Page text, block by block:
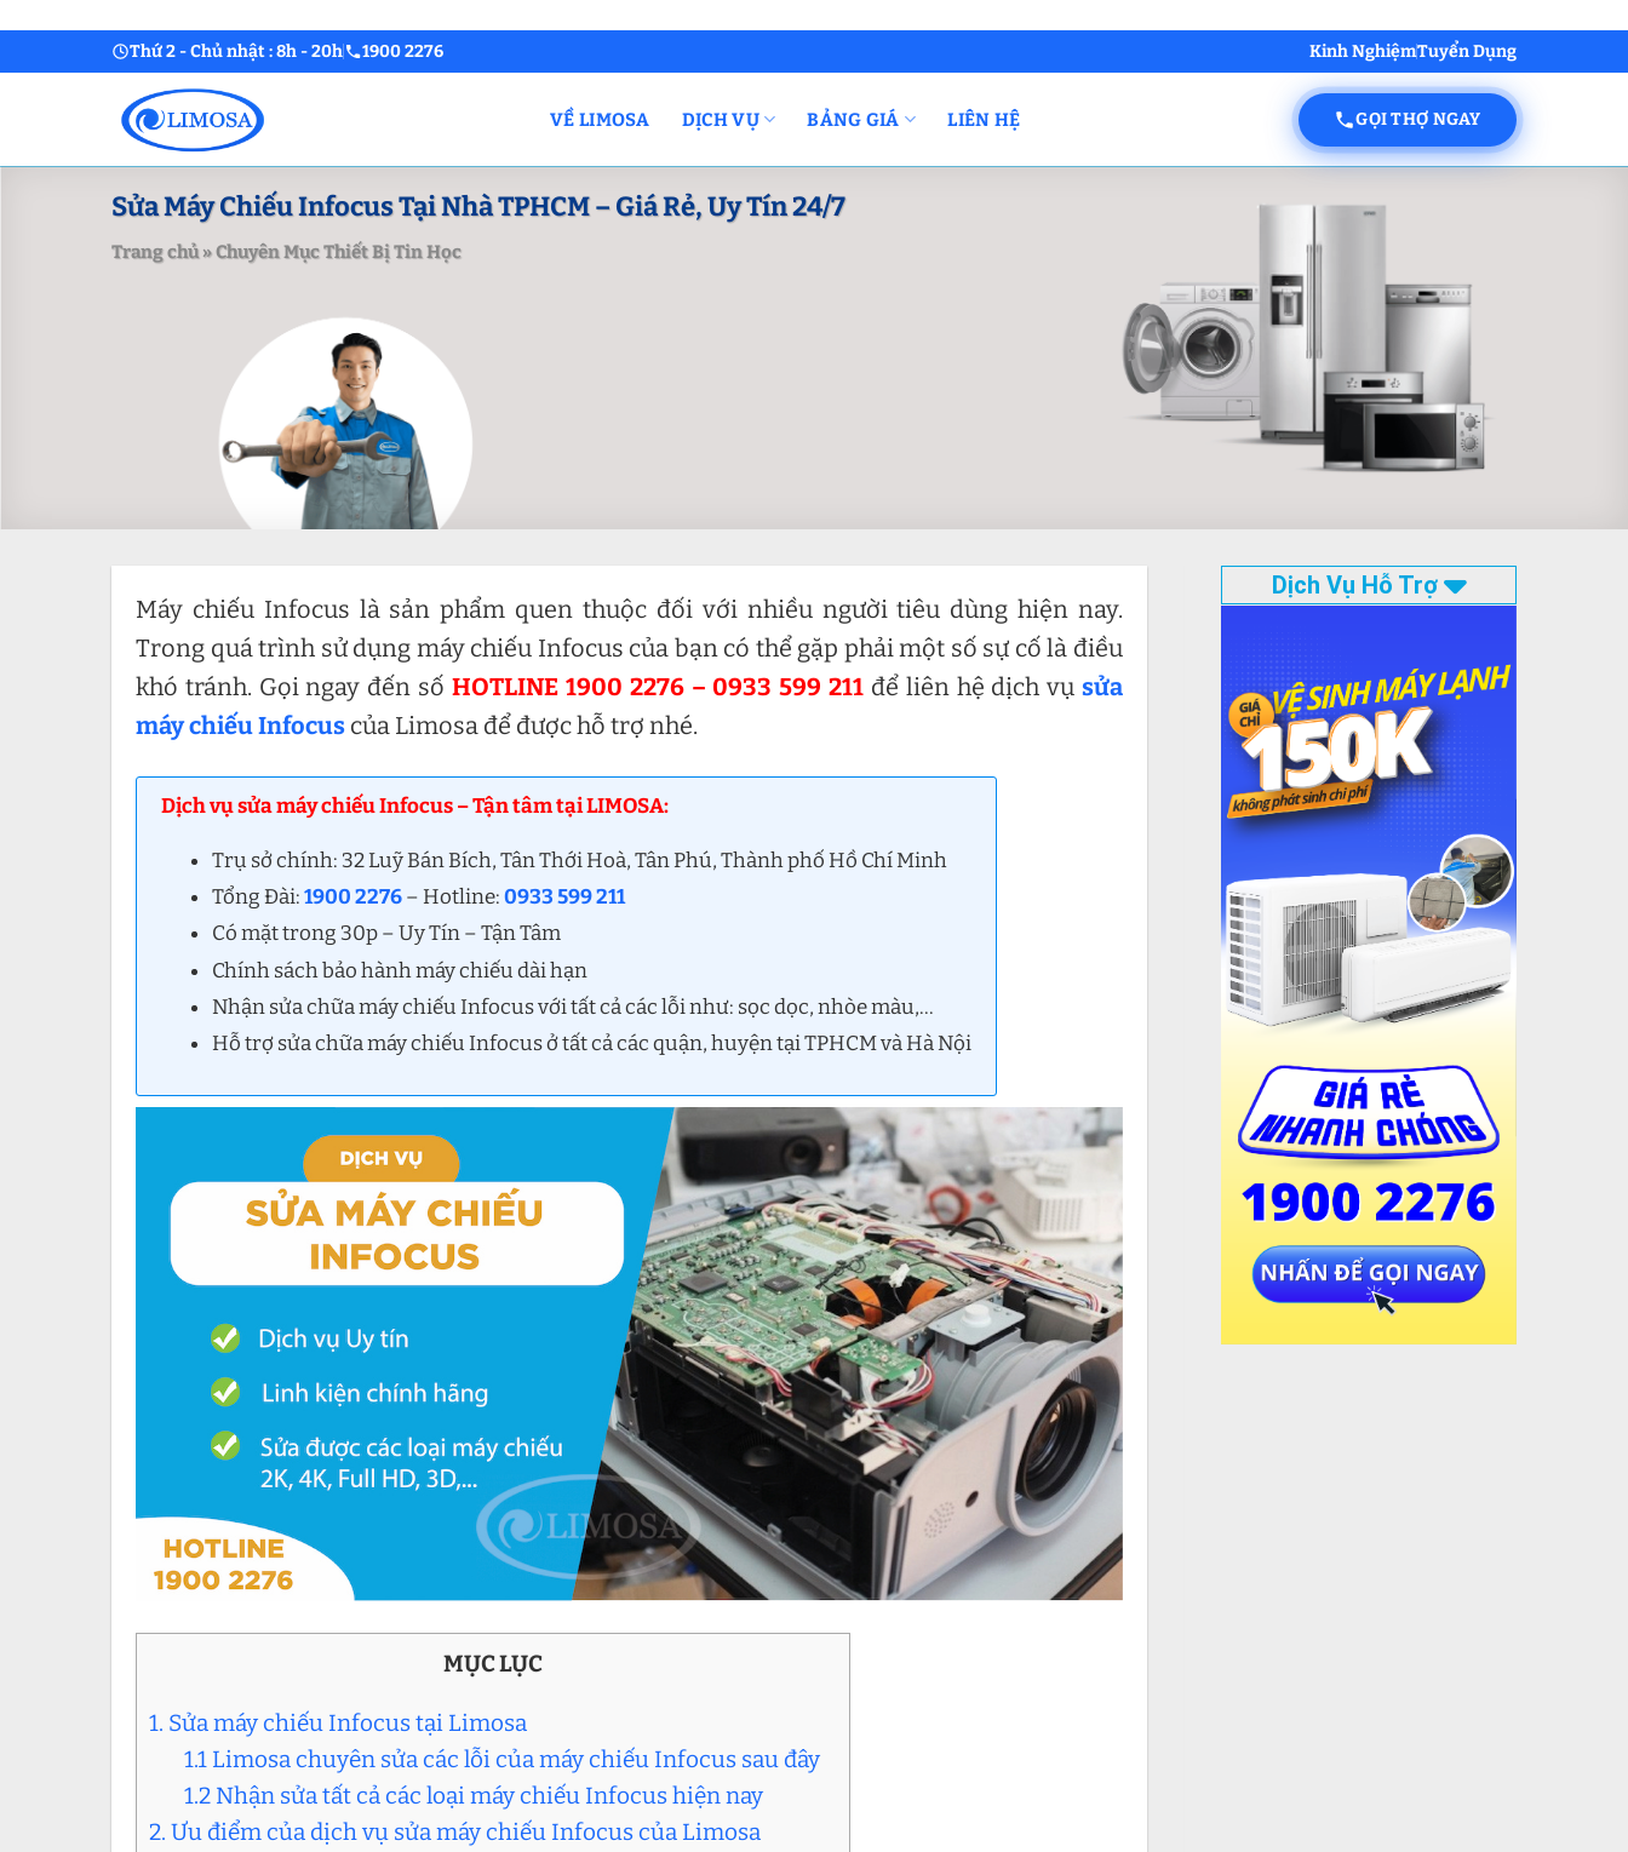
content
Thứ 2 - Chủ nhật : 8h - 20h 1900 2276 Kinh NghiệmTuyển Dụng
VỀ LIMOSA DỊCH VỤ BẢNG GIÁ LIÊN HỆ GỌI THỢ NGAY
Sửa Máy Chiếu Infocus Tại Nhà TPHCM – Giá Rẻ, Uy Tín 24/7
Trang chủ»Chuyên Mục Thiết Bị Tin Học
Máy chiếu Infocus là sản phẩm quen thuộc đối với nhiều người tiêu dùng hiện nay.
Trong quá trình sử dụng máy chiếu Infocus của bạn có thể gặp phải một số sự cố là điều
khó tránh. Gọi ngay đến số HOTLINE 1900 2276 – 0933 599 211 để liên hệ dịch vụ sửa
máy chiếu Infocus của Limosa để được hỗ trợ nhé.
Dịch vụ sửa máy chiếu Infocus – Tận tâm tại LIMOSA:
Trụ sở chính: 32 Luỹ Bán Bích, Tân Thới Hoà, Tân Phú, Thành phố Hồ Chí Minh
Tổng Đài:1900 2276– Hotline:0933 599 211
Có mặt trong 30p – Uy Tín – Tận Tâm
Chính sách bảo hành máy chiếu dài hạn
Nhận sửa chữa máy chiếu Infocus với tất cả các lỗi như: sọc dọc, nhòe màu,…
Hỗ trợ sửa chữa máy chiếu Infocus ở tất cả các quận, huyện tại TPHCM và Hà Nội
MỤC LỤC
1. Sửa máy chiếu Infocus tại Limosa
1.1 Limosa chuyên sửa các lỗi của máy chiếu Infocus sau đây
1.2 Nhận sửa tất cả các loại máy chiếu Infocus hiện nay
2. Ưu điểm của dịch vụ sửa máy chiếu Infocus của Limosa
Dịch Vụ Hỗ Trợ